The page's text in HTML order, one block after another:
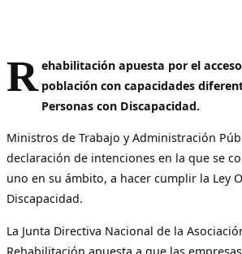
R ehabilitación apuesta por el
población con capacidades
Personas con Discapacidad.
Ministros de Trabajo y Administración
declaración de intenciones en la que se
uno en su ámbito, a hacer cumplir la Ley
Discapacidad.
La Junta Directiva Nacional de la
Rehabilitación apuesta a que las